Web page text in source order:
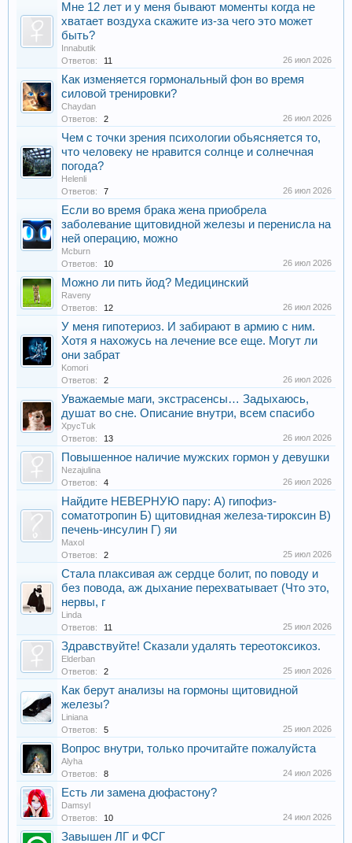
Мне 12 лет и у меня бывают моменты когда не
хватает воздуха скажите из-за чего это может
быть?
Innabutik
Ответов:
11 26 июл 2026
Как изменяется гормональный фон во время
силовой тренировки?
Chaydan
Ответов:
2 26 июл 2026
Чем с точки зрения психологии обьясняется то,
что человеку не нравится солнце и солнечная
погода?
Helenli
Ответов:
7 26 июл 2026
Если во время брака жена приобрела
заболевание щитовидной железы и перенисла на
ней операцию, можно
Mcburn
Ответов:
10 26 июл 2026
Можно ли пить йод? Медицинский
Raveny
Ответов:
12 26 июл 2026
У меня гипотериоз. И забирают в армию с ним.
Хотя я нахожусь на лечение все еще. Могут ли
они забрат
Komori
Ответов:
2 26 июл 2026
Уважаемые маги, экстрасенсы… Задыхаюсь,
душат во сне. Описание внутри, всем спасибо
XpycTuk
Ответов:
13 26 июл 2026
Повышенное наличие мужских гормон у девушки
Nezajulina
Ответов:
4 26 июл 2026
Найдите НЕВЕРНУЮ пару: А) гипофиз-
соматотропин Б) щитовидная железа-тироксин В)
печень-инсулин Г) яи
Maxol
Ответов:
2 25 июл 2026
Стала плаксивая аж сердце болит, по поводу и
без повода, аж дыхание перехватывает (Что это,
нервы, г
Linda
Ответов:
11 25 июл 2026
Здравствуйте! Сказали удалять тереотоксикоз.
Elderban
Ответов:
2 25 июл 2026
Как берут анализы на гормоны щитовидной
железы?
Liniana
Ответов:
5 25 июл 2026
Вопрос внутри, только прочитайте пожалуйста
Alyha
Ответов:
8 24 июл 2026
Есть ли замена дюфастону?
Damsyl
Ответов:
10 24 июл 2026
Завышен ЛГ и ФСГ